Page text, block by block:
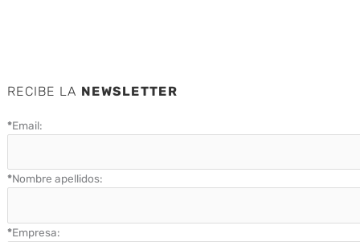
RECIBE LA NEWSLETTER
*Email:
*Nombre apellidos:
*Empresa: